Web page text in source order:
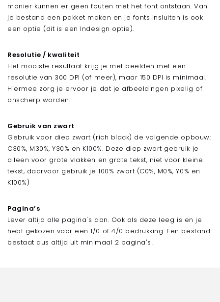
MAAK JE KEUZE
Stanskaarten (ook 3D)
Stanskaarten met spot-uv
Aanleveren
manier kunnen er geen fouten met het font ontstaan. Van
je bestand een pakket maken en je fonts insluiten is ook
een optie (dit is een Indesign optie).
Resolutie / kwaliteit
Het mooiste resultaat krijg je met beelden met een
resolutie van 300 DPI (of meer), maar 150 DPI is minimaal.
Hiermee zorg je ervoor je dat je afbeeldingen pixelig of
onscherp worden.
Gebruik van zwart
Gebruik voor diep zwart (rich black) de volgende opbouw:
C30%, M30%, Y30% en K100%. Deze diep zwart gebruik je
alleen voor grote vlakken en grote tekst, niet voor kleine
tekst, daarvoor gebruik je 100% zwart (C0%, M0%, Y0% en
K100%)
Pagina’s
Lever altijd alle pagina's aan. Ook als deze leeg is en je
hebt gekozen voor een 1/0 of 4/0 bedrukking. Een bestand
bestaat dus altijd uit minimaal 2 pagina's!